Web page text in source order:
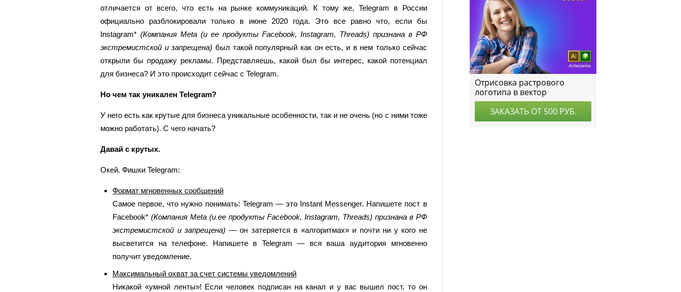
отличается от всего, что есть на рынке коммуникаций. К тому же, Telegram в России
официально разблокировали только в июне 2020 года. Это все равно что, если бы
Instagram* (Компания Meta (и ее продукты Facebook, Instagram, Threads) признана в РФ
экстремистской и запрещена) был такой популярный как он есть, и в нем только сейчас
открыли бы продажу рекламы. Представляешь, какой был бы интерес, какой потенциал
для бизнеса? И это происходит сейчас с Telegram.
Но чем так уникален Telegram?
У него есть как крутые для бизнеса уникальные особенности, так и не очень (но с ними тоже
можно работать). С чего начать?
Давай с крутых.
Окей. Фишки Telegram:
Формат мгновенных сообщений
Самое первое, что нужно понимать: Telegram — это Instant Messenger. Напишете пост в
Facebook* (Компания Meta (и ее продукты Facebook, Instagram, Threads) признана в РФ
экстремистской и запрещена) — он затеряется в «алгоритмах» и почти ни у кого не
высветится на телефоне. Напишете в Telegram — вся ваша аудитория мгновенно
получит уведомление.
Максимальный охват за счет системы уведомлений
Никакой «умной ленты»! Если человек подписан на канал и у вас вышел пост, то он